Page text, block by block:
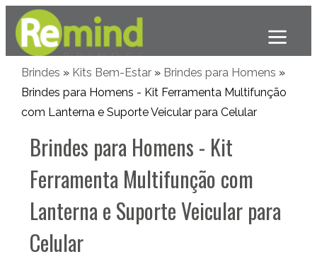
Brindes » Kits Bem-Estar» Brindes para Homens »
Brindes para Homens - Kit Ferramenta Multifunção
com Lanterna e Suporte Veicular para Celular
Brindes para Homens - Kit
Ferramenta Multifunção com
Lanterna e Suporte Veicular para
Celular